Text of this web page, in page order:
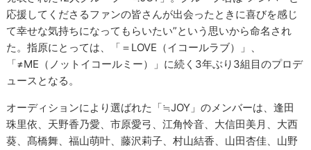
応援してくださるファンの皆さんが出会ったときに喜びを感じ
て幸せな気持ちになってもらいたい”という思いから命名され
た。指原にとっては、「＝LOVE（イコールラブ）」、
「≠ME（ノットイコールミー）」に続く3年ぶり3組目のプロデ
ュースとなる。
オーディションにより選ばれた「≒JOY」のメンバーは、逢田
珠里依、天野香乃愛、市原愛弓、江角怜音、大信田美月、大西
葵、髙橋舞、福山萌叶、藤沢莉子、村山結香、山田杏佳、山野